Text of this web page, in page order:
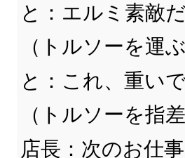
と：エルミ素敵
（トルソーを運
と：これ、重い
（トルソーを指
店長：次のお仕